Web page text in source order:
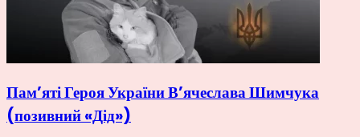
Пам’яті Героя України В’ячеслава Шимчука
(позивний «Дід»)